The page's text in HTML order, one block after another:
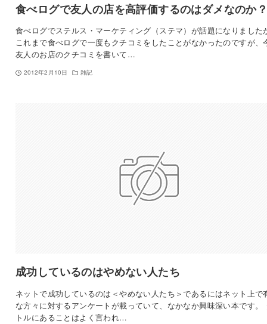
食べログで友人の店を高評価するのはダメなのか
食べログでステルス・マーケティング（ステマ）が話題になりました
これまで食べログで一度もクチコミをしたことがなかったのですが、
友人のお店のクチコミを書いて…
2012年2月10日 雑記
成功しているのはやめない人たち
ネットで成功しているのは＜やめない人たち＞であるにはネット上で
な方々に対するアンケートが載っていて、なかなか興味深い本です。
トルにあることはよく言われ…